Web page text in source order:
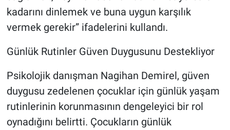
kadarını dinlemek ve buna uygun karşılık
vermek gerekir” ifadelerini kullandı.
Günlük Rutinler Güven Duygusunu Destekliyor
Psikolojik danışman Nagihan Demirel, güven
duygusu zedelenen çocuklar için günlük yaşam
rutinlerinin korunmasının dengeleyici bir rol
oynadığını belirtti. Çocukların günlük